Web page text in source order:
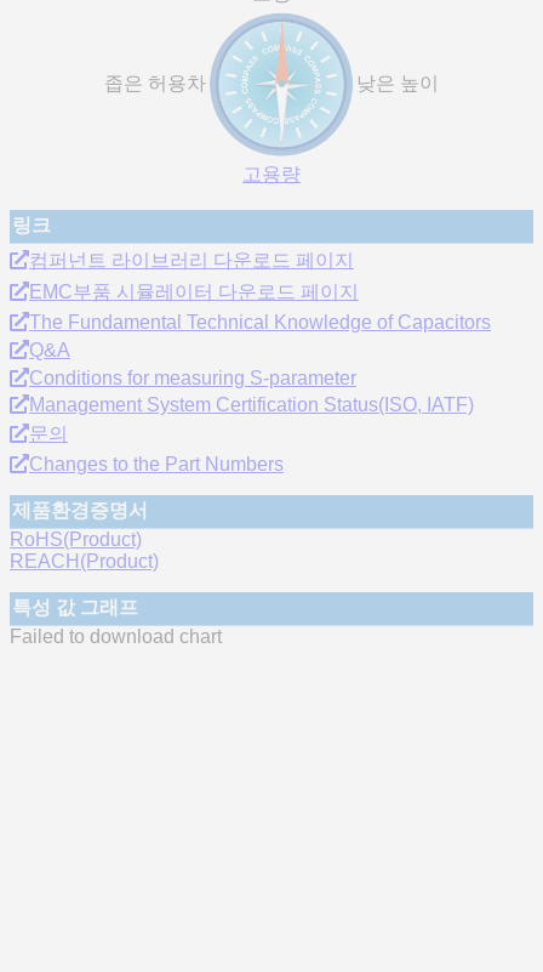
좁은 허용차 낮은 높이
고용량
링크
컴퍼넌트 라이브러리 다운로드 페이지
EMC부품 시뮬레이터 다운로드 페이지
The Fundamental Technical Knowledge of Capacitors
Q&A
Conditions for measuring S-parameter
Management System Certification Status(ISO, IATF)
문의
Changes to the Part Numbers
제품환경증명서
RoHS(Product)
REACH(Product)
특성 값 그래프
Failed to download chart